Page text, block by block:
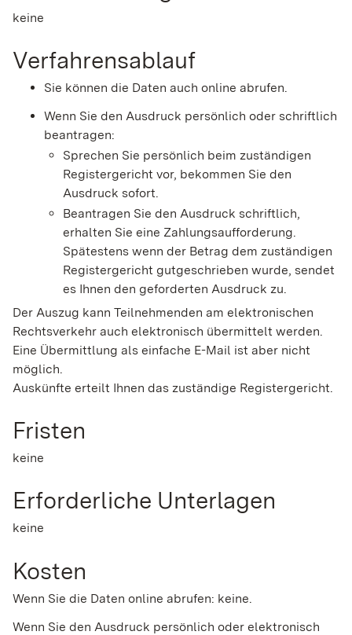
keine
Verfahrensablauf
Sie können die Daten auch online abrufen.
Wenn Sie den Ausdruck persönlich oder schriftlich
beantragen:
Sprechen Sie persönlich beim zuständigen
Registergericht vor, bekommen Sie den
Ausdruck sofort.
Beantragen Sie den Ausdruck schriftlich,
erhalten Sie eine Zahlungsaufforderung.
Spätestens wenn der Betrag dem zuständigen
Registergericht gutgeschrieben wurde, sendet
es Ihnen den geforderten Ausdruck zu.
Der Auszug kann Teilnehmenden am elektronischen
Rechtsverkehr auch elektronisch übermittelt werden.
Eine Übermittlung als einfache E-Mail ist aber nicht
möglich.
Auskünfte erteilt Ihnen das zuständige Registergericht.
Fristen
keine
Erforderliche Unterlagen
keine
Kosten
Wenn Sie die Daten online abrufen: keine.
Wenn Sie den Ausdruck persönlich oder elektronisch